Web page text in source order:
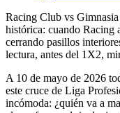
Racing Club vs
histórica: cuando Racing
cerrando pasillos
lectura, antes del 1X2,
A 10 de mayo de 2026
este cruce de Liga
incómoda: ¿quién va a